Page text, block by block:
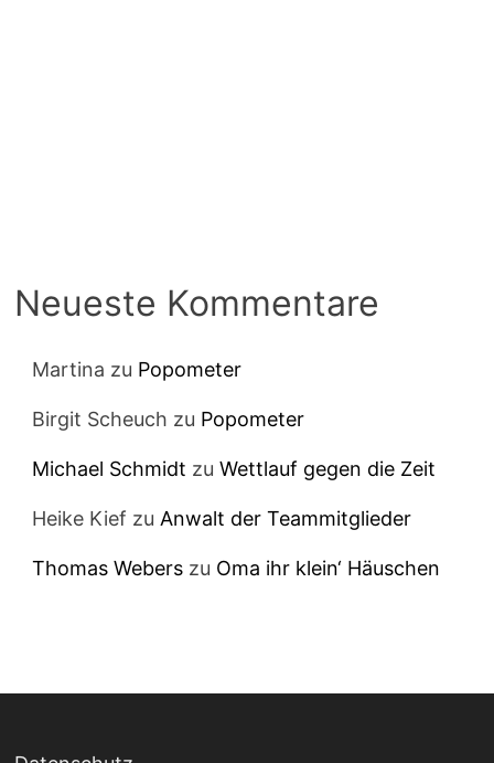
Neueste Kommentare
Martina zu Popometer
Birgit Scheuch zu Popometer
Michael Schmidt zuWettlauf gegen die Zeit
Heike Kief zu Anwalt der Teammitglieder
Thomas Webers zu Oma ihr klein‘ Häuschen